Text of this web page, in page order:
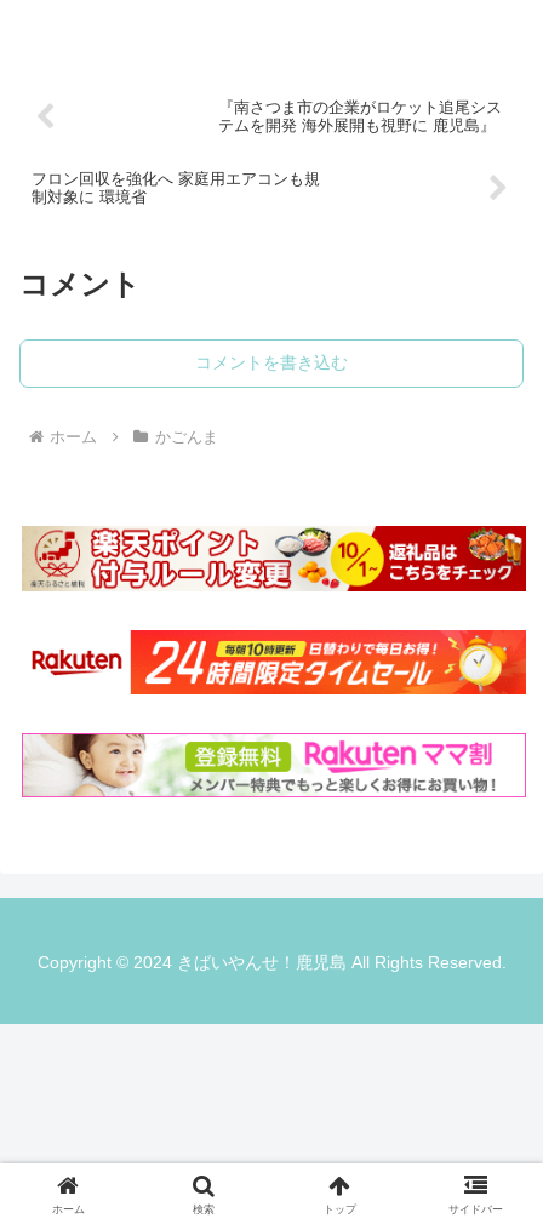
『南さつま市の企業がロケット追尾シス
テムを開発 海外展開も視野に 鹿児島』
フロン回収を強化へ 家庭用エアコンも規
制対象に 環境省
コメント
コメントを書き込む
ホーム かごんま
Copyright © 2024 きばいやんせ！鹿児島 All Rights Reserved.
ホーム 検索 トップ サイドバー